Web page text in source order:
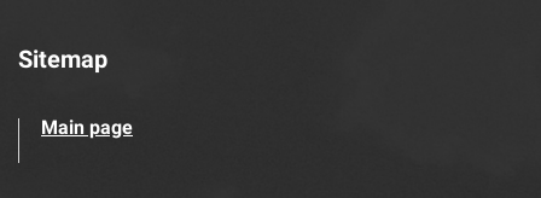
Sitemap
Main page